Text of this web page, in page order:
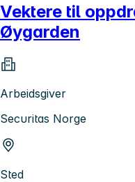
Vektere til
Øygarden
Arbeidsgiver
Securitas Norge
Sted